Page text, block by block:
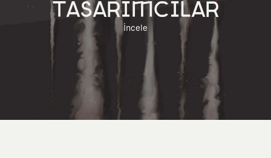
TASARIMCILAR
İncele